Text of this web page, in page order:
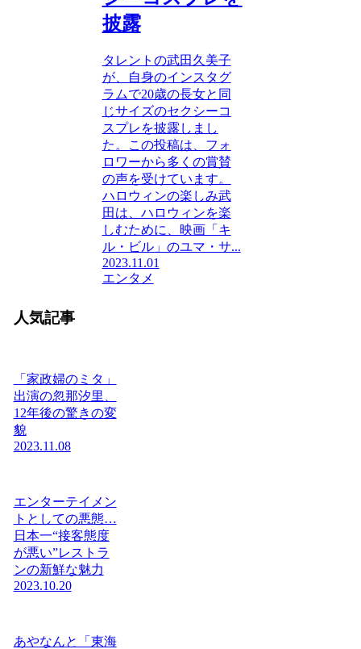
披露
タレントの武田久美子
が、自身のインスタグ
ラムで20歳の長女と同
じサイズのセクシーコ
スプレを披露しまし
た。この投稿は、フォ
ロワーから多くの賞賛
の声を受けています。
ハロウィンの楽しみ武
田は、ハロウィンを楽
しむために、映画「キ
ル・ビル」のユマ・サ...
2023.11.01
エンタメ
人気記事
「家政婦のミタ」
出演の忽那汐里、
12年後の驚きの変
貌
2023.11.08
エンターテイメン
トとしての悪態…
日本一“接客態度
が悪い”レストラ
ンの新鮮な魅力
2023.10.20
あやなんと「東海